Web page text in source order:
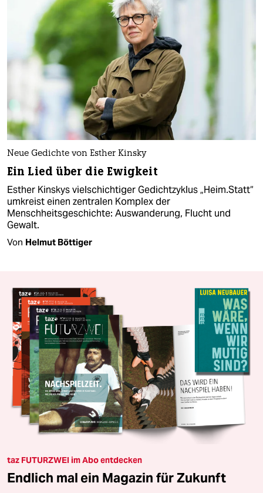
Neue Gedichte von Esther Kinsky
Ein Lied über die Ewigkeit
Esther Kinskys vielschichtiger Gedichtzyklus „Heim.Statt“
umkreist einen zentralen Komplex der
Menschheitsgeschichte: Auswanderung, Flucht und
Gewalt.
Von Helmut Böttiger
taz FUTURZWEI im Abo entdecken
Endlich mal ein Magazin für Zukunft